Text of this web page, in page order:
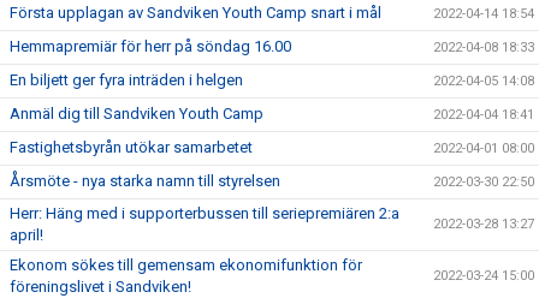
Första upplagan av Sandviken Youth Camp snart i mål 2022-04-14 18:54
Hemmapremiär för herr på söndag 16.00 2022-04-08 18:33
En biljett ger fyra inträden i helgen 2022-04-05 14:08
Anmäl dig till Sandviken Youth Camp 2022-04-04 18:41
Fastighetsbyrån utökar samarbetet 2022-04-01 08:00
Årsmöte - nya starka namn till styrelsen 2022-03-30 22:50
Herr: Häng med i supporterbussen till seriepremiären 2:a
april!
2022-03-28 13:27
Ekonom sökes till gemensam ekonomifunktion för
föreningslivet i Sandviken!
2022-03-24 15:00